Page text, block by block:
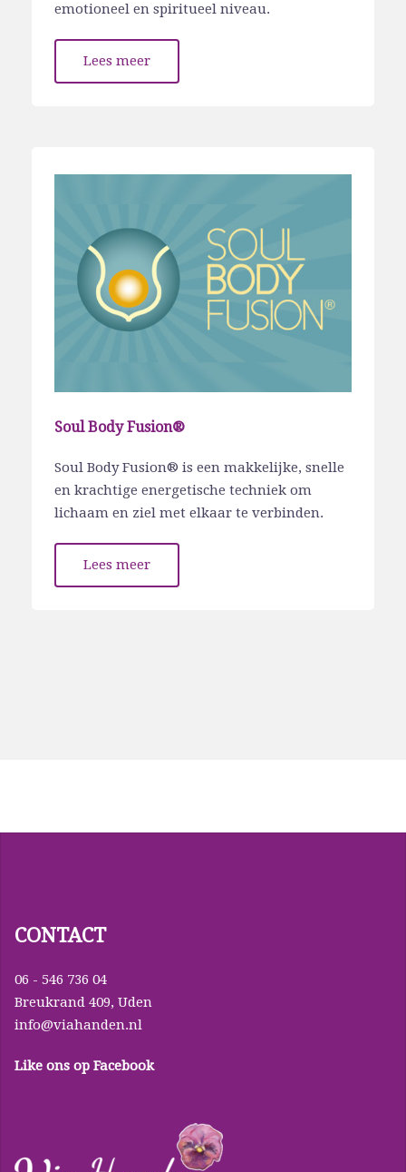
emotioneel en spiritueel niveau.
Lees meer
Soul Body Fusion®
Soul Body Fusion® is een makkelijke, snelle
en krachtige energetische techniek om
lichaam en ziel met elkaar te verbinden.
Lees meer
CONTACT
06 - 546 736 04
Breukrand 409, Uden
info@viahanden.nl
Like ons op Facebook